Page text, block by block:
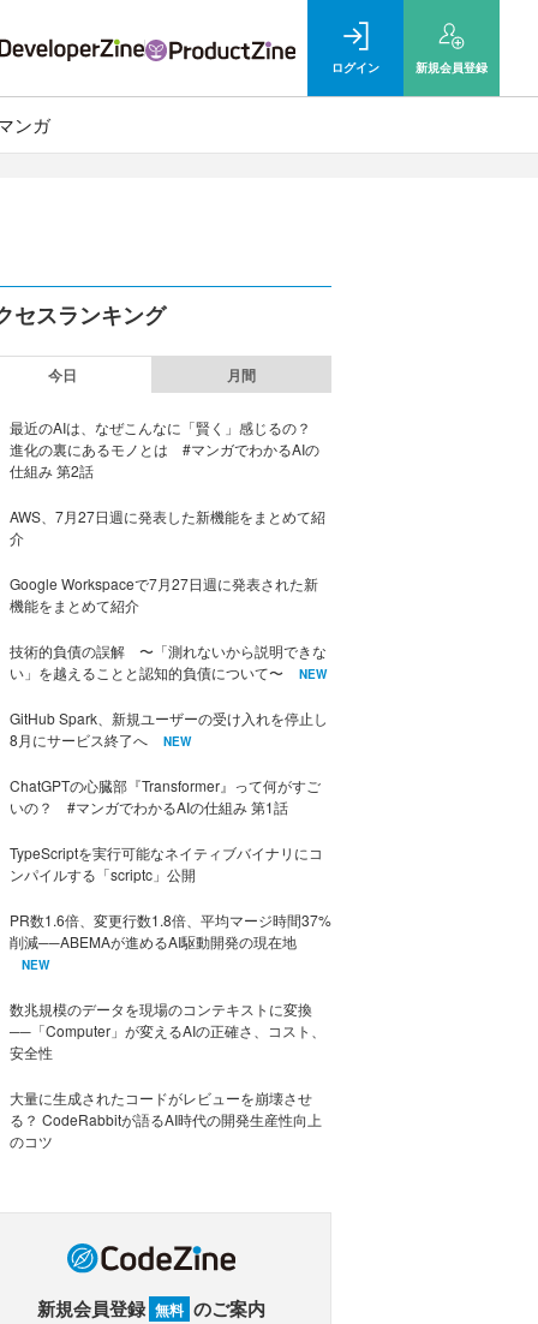
ログイン 新規会員登録
ンガ
セスランキング
今日 月間
最近のAIは、なぜこんなに「賢く」感じるの？
進化の裏にあるモノとは #マンガでわかるAIの
仕組み 第2話
AWS、7月27日週に発表した新機能をまとめて紹
介
Google Workspaceで7月27日週に発表された新
機能をまとめて紹介
技術的負債の誤解 〜「測れないから説明できな
い」を越えることと認知的負債について〜
NEW
GitHub Spark、新規ユーザーの受け入れを停止し
8月にサービス終了へ
NEW
ChatGPTの心臓部『Transformer』って何がすご
いの？ #マンガでわかるAIの仕組み 第1話
TypeScriptを実行可能なネイティブバイナリにコ
ンパイルする「scriptc」公開
PR数1.6倍、変更行数1.8倍、平均マージ時間37%
削減──ABEMAが進めるAI駆動開発の現在地
NEW
数兆規模のデータを現場のコンテキストに変換
──「Computer」が変えるAIの正確さ、コスト、
安全性
大量に生成されたコードがレビューを崩壊させ
る？ CodeRabbitが語るAI時代の開発生産性向上
のコツ
新規会員登録 無料 のご案内